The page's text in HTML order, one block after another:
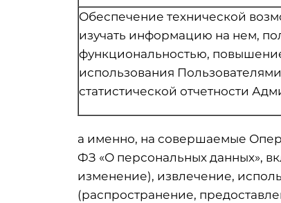
Обеспечение технической
изучать информацию на нем,
функциональностью,
использования
статистической отчетности
а именно, на совершаемые
ФЗ «О персональных данных»,
изменение), извлечение,
(распространение,